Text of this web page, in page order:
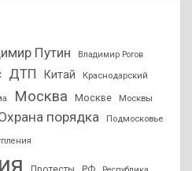
Путин Владимир Рогов
ДТП Китай Краснодарский
Москва Москве Москвы
порядка Подмосковье